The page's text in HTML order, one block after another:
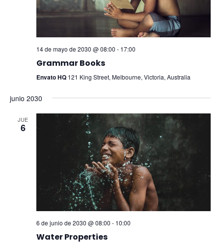
14 de mayo de 2030 @ 08:00 - 17:00
Grammar Books
Envato HQ 121 King Street, Melbourne, Victoria, Australia
junio 2030
JUE
6
6 de junio de 2030 @ 08:00 - 10:00
Water Properties